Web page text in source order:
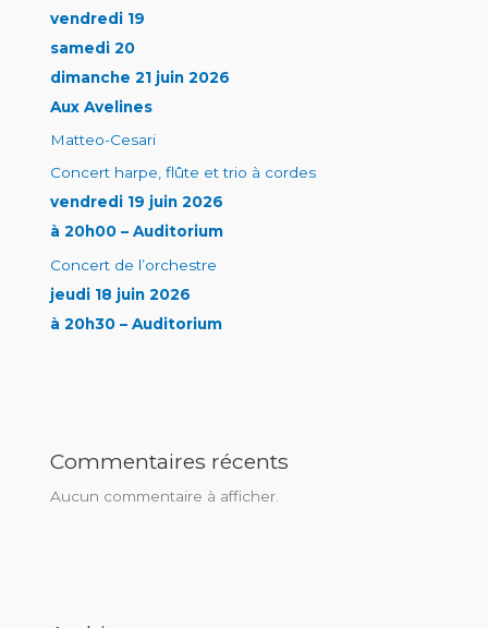
vendredi 19
samedi 20
dimanche 21 juin 2026
Aux Avelines
Matteo-Cesari
Concert harpe, flûte et trio à cordes
vendredi 19 juin 2026
à 20h00 – Auditorium
Concert de l’orchestre
jeudi 18 juin 2026
à 20h30 – Auditorium
Commentaires récents
Aucun commentaire à afficher.